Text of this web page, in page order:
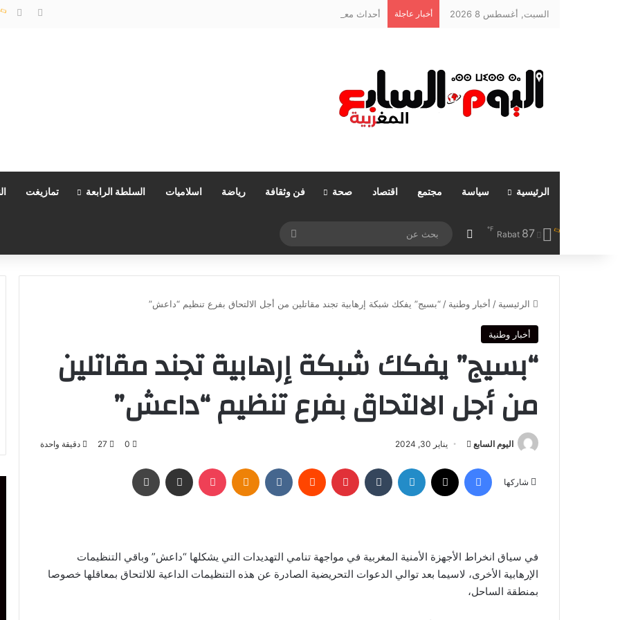
السبت, أغسطس 8 2026 أخبار عاجلة أحداث معبري سبتة ومليلية…وزارة الداخلية توضح
الرئيسية سياسة مجتمع اقتصاد صحة فن وثقافة رياضة اسلاميات السلطة الرابعة تمازيغت
Rabat 87
℉ مقال عشوائي
عن
الرئيسية / أخبار وطنية / “بسيج” يفكك شبكة إرهابية تجند مقاتلين من أجل الالتحاق بفرع تنظيم “داعش”
أخبار وطنية
“بسيج” يفكك شبكة إرهابية تجند مقاتلين
من أجل الالتحاق بفرع تنظيم “داعش”
اليوم السابع
أرسل
إلكترونيا
يناير 30, 2024 0
27 دقيقة واحدة
شاركها
فيسبوك لينكدإن بينتيريست Odnoklassniki
‫Pocket مشاركة عبر البريد
في سياق انخراط الأجهزة الأمنية المغربية في مواجهة تنامي التهديدات التي يشكلها “داعش” وباقي التنظيمات
الإرهابية الأخرى، لاسيما بعد توالي الدعوات التحريضية الصادرة عن هذه التنظيمات الداعية للالتحاق بمعاقلها خصوصا
بمنطقة الساحل،